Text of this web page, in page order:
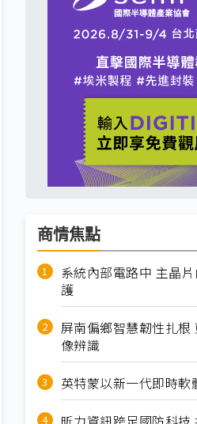
商情焦點
系統內部電路中 主晶
護
屏南偏鄉智慧韌性扎根
像辨識
英特蒙以新一代即時